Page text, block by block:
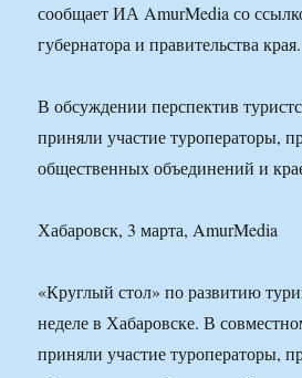
сообщает ИА AmurMedia со
губернатора и правительства края.
В обсуждении перспектив
приняли участие туроператоры,
общественных объединений и
Хабаровск, 3 марта, AmurMedia
«Круглый стол» по развитию
неделе в Хабаровске. В
приняли участие туроператоры,